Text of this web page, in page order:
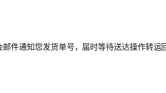
件通知您发货单号，届时等待送达操作转运